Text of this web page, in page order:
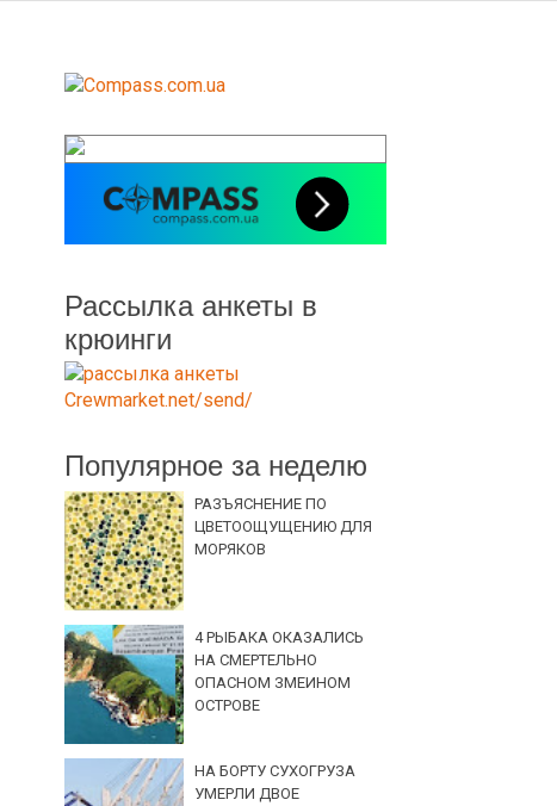
Рассылка анкеты в
крюинги
Популярное за неделю
РАЗЪЯСНЕНИЕ ПО
ЦВЕТООЩУЩЕНИЮ ДЛЯ
МОРЯКОВ
4 РЫБАКА ОКАЗАЛИСЬ
НА СМЕРТЕЛЬНО
ОПАСНОМ ЗМЕИНОМ
ОСТРОВЕ
НА БОРТУ СУХОГРУЗА
УМЕРЛИ ДВОЕ